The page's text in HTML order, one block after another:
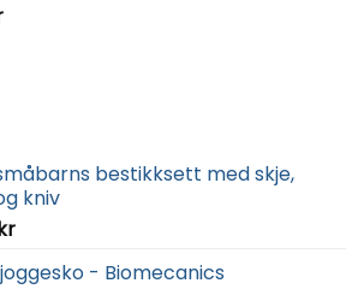
bestikksett med skje,
kniv
- Biomecanics